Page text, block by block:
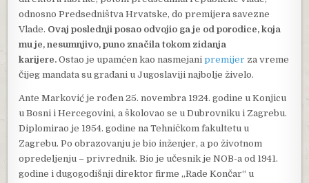
odnosno Predsedništva Hrvatske, do premijera savezne
Vlade. Ovaj poslednji posao odvojio ga je od porodice, koja
mu je, nesumnjivo, puno značila tokom zidanja
karijere. Ostao je upamćen kao nasmejanipremijer za vreme
čijeg mandata su građani u Jugoslaviji najbolje živelo.
Ante Marković je rođen 25. novembra 1924. godine u Konjicu
u Bosni i Hercegovini, a školovao se u Dubrovniku i Zagrebu.
Diplomirao je 1954. godine na Tehničkom fakultetu u
Zagrebu. Po obrazovanju je bio inženjer, a po životnom
opredeljenju – privrednik. Bio je učesnik je NOB-a od 1941.
godine i dugogodišnji direktor firme „Rade Končar“ u